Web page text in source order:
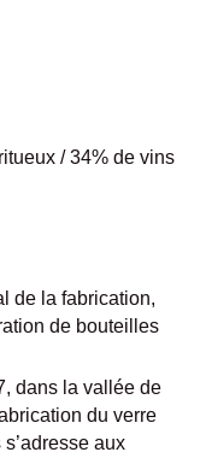
/ 34% de vins
de la fabrication,
de bouteilles
dans la vallée de
du verre
aux